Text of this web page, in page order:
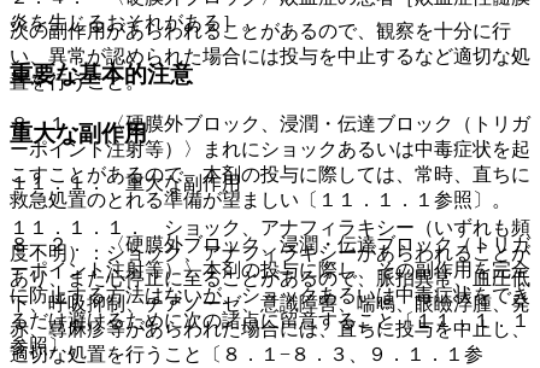
炎を生じるおそれがある］。
重要な基本的注意
８．１． 〈硬膜外ブロック、浸潤・伝達ブロック（トリガ
ーポイント注射等）〉まれにショックあるいは中毒症状を起
こすことがあるので、本剤の投与に際しては、常時、直ちに
救急処置のとれる準備が望ましい〔１１．１．１参照〕。
８．２． 〈硬膜外ブロック、浸潤・伝達ブロック（トリガ
ーポイント注射等）〉本剤の投与に際し、その副作用を完全
に防止する方法はないが、ショックあるいは中毒症状をでき
るだけ避けるために次の諸点に留意すること〔１１．１．１
参照〕。
次の副作用があらわれることがあるので、観察を十分に行
い、異常が認められた場合には投与を中止するなど適切な処
置を行うこと。
重大な副作用
１１．１． 重大な副作用
１１．１．１． ショック、アナフィラキシー（いずれも頻
度不明）：ショック、アナフィラキシーがあらわれることが
あり、また心停止に至ることがあるので、脈拍異常、血圧低
下、呼吸抑制、チアノーゼ、意識障害、喘鳴、眼瞼浮腫、発
赤、蕁麻疹等があらわれた場合には、直ちに投与を中止し、
適切な処置を行うこと〔８．１−８．３、９．１．１参